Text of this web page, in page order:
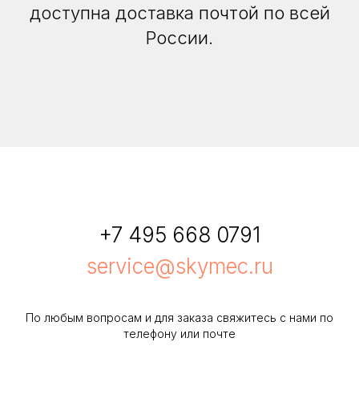
доступна доставка почтой по всей
России.
+7 495 668 0791
service@skymec.ru
По любым вопросам и для заказа свяжитесь с нами по
телефону или почте